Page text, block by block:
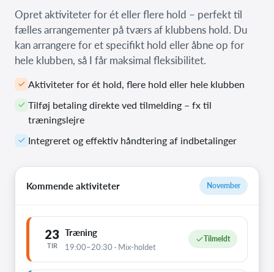
Opret aktiviteter for ét eller flere hold – perfekt til
fælles arrangementer på tværs af klubbens hold. Du
kan arrangere for et specifikt hold eller åbne op for
hele klubben, så I får maksimal fleksibilitet.
Aktiviteter for ét hold, flere hold eller hele klubben
Tilføj betaling direkte ved tilmelding – fx til
træningslejre
Integreret og effektiv håndtering af indbetalinger
Kommende aktiviteter November
23
TIR
Træning
19:00–20:30 · Mix-holdet
Tilmeldt